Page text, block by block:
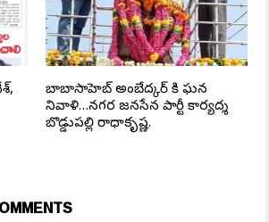
బాబాసాహెబ్ అంబేద్కర్ కి ఘన
నివాళి…నగర జనసేన పార్టీ కార్యదర్శి
బొడ్డుపల్లి రాధాకృష్ణ.